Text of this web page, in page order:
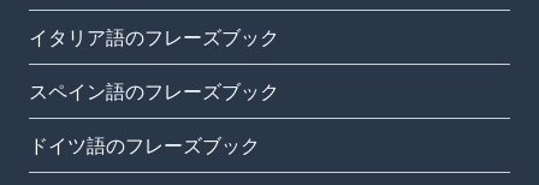
イタリア語のフレーズブック
スペイン語のフレーズブック
ドイツ語のフレーズブック